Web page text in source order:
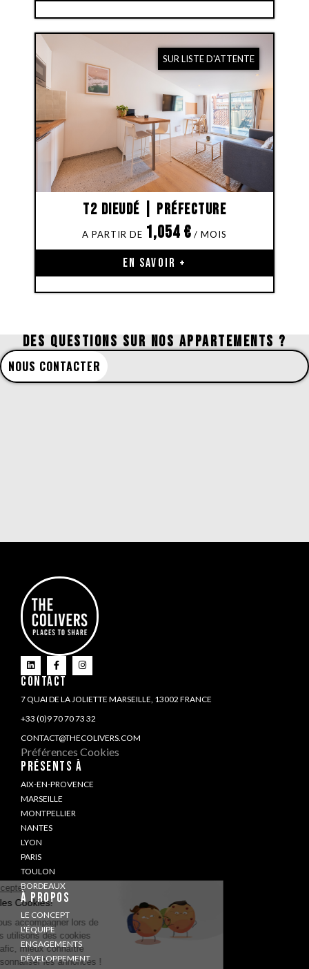
SUR LISTE D'ATTENTE
T2 Dieudé | Préfecture
1,054€
EN SAVOIR +
DES QUESTIONS SUR NOS APPARTEMENTS ?
NOUS CONTACTER
CONTACT
7 QUAI DE LA JOLIETTE MARSEILLE, 13002 FRANCE
+33 (0)9 70 70 73 32
CONTACT@THECOLIVERS.COM
Préférences Cookies
PRÉSENTS À
AIX-EN-PROVENCE
MARSEILLE
MONTPELLIER
NANTES
LYON
PARIS
TOULON
BORDEAUX
À PROPOS
LE CONCEPT
L'ÉQUIPE
ENGAGEMENTS
DÉVELOPPEMENT